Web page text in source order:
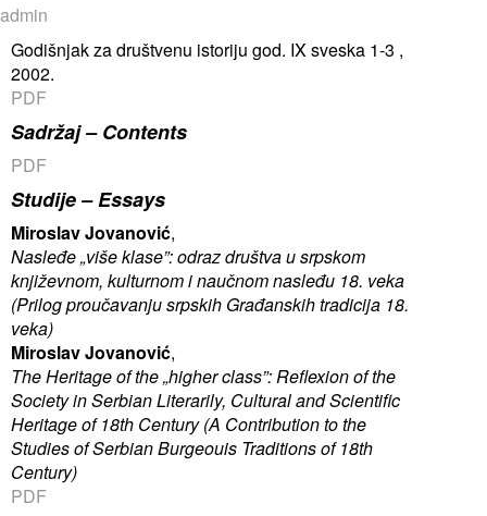
admin
Godišnjak za društvenu istoriju god. IX sveska 1-3 ,
2002.
PDF
Sadržaj – Contents
PDF
Studije –Essays
Miroslav Jovanović,
Nasleđe „više klase”: odraz društva u srpskom
književnom, kulturnom i naučnom nasleđu 18. veka
(Prilog proučavanju srpskih Građanskih tradicija 18.
veka)
Miroslav Jovanović,
The Heritage of the „higher class”: Reflexion of the
Society in Serbian Literarily, Cultural and Scientific
Heritage of 18th Century (A Contribution to the
Studies of Serbian Burgeouis Traditions of 18th
Century)
PDF